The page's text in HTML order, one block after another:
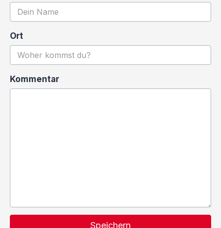
Ort
Kommentar
Speichern